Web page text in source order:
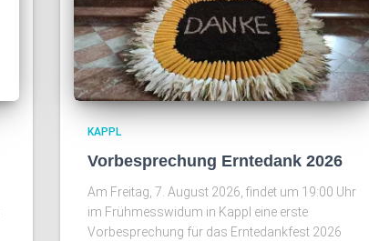
KAPPL
Vorbesprechung Erntedank 2026
Am Freitag, 7. August 2026, findet um 19:00 Uhr
im Frühmesswidum in Kappl eine erste
Vorbesprechung für das Erntedankfest 2026